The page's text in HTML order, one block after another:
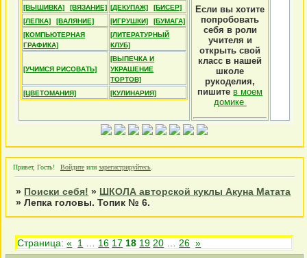
[ВЫШИВКА] [ВЯЗАНИЕ] [ДЕКУПАЖ]
[БИСЕР]
[ЛЕПКА]
[ВАЛЯНИЕ] [ИГРУШКИ]
[БУМАГА]
[КОМПЬЮТЕРНАЯ
ГРАФИКА]
[ЛИТЕРАТУРНЫЙ
КЛУБ]
[УЧИМСЯ РИСОВАТЬ]
[ВЫПЕЧКА И
УКРАШЕНИЕ
ТОРТОВ]
[ЦВЕТОМАНИЯ]
[КУЛИНАРИЯ]
Если вы хотите
попробовать
себя в роли
учителя и
открыть свой
класс в нашей
школе
рукоделия,
пишите в моем
домике
Привет, Гость! Войдите или зарегистрируйтесь
» Поиски себя! » ШКОЛА авторской куклы Акуна Матата
»Лепка головы. Топик № 6.
Страница:« 1 16 17 18 19 20 26 »